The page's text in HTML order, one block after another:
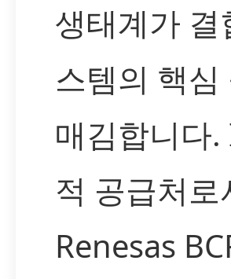
생태계가
스템의 핵
매김합니다
적 공급처
Renesas